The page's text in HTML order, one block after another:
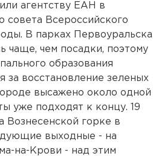
агентству ЕАН в
совета Всероссийского
В парках Первоуральска
чаще, чем посадки, поэтому
образования
за восстановление зеленых
высажено около одной
уже подходят к концу. 19
Вознесенской горке в
выходные - на
на-Крови - над этим